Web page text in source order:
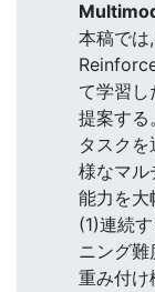
本稿で
て学習
提案する
タスク
様なマル
能力を大
(1)連続
ニング
重み付け